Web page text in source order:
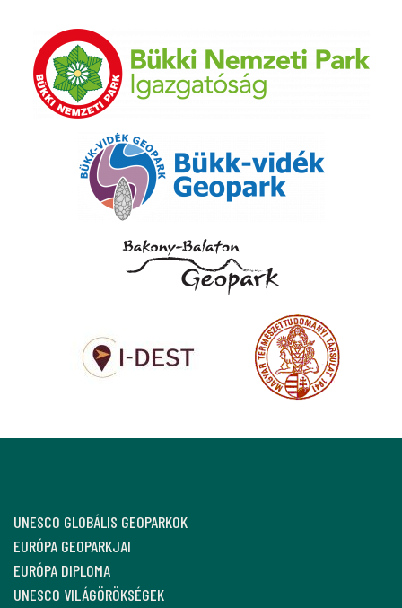
UNESCO GLOBÁLIS GEOPARKOK
EURÓPA GEOPARKJAI
EURÓPA DIPLOMA
UNESCO VILÁGÖRÖKSÉGEK